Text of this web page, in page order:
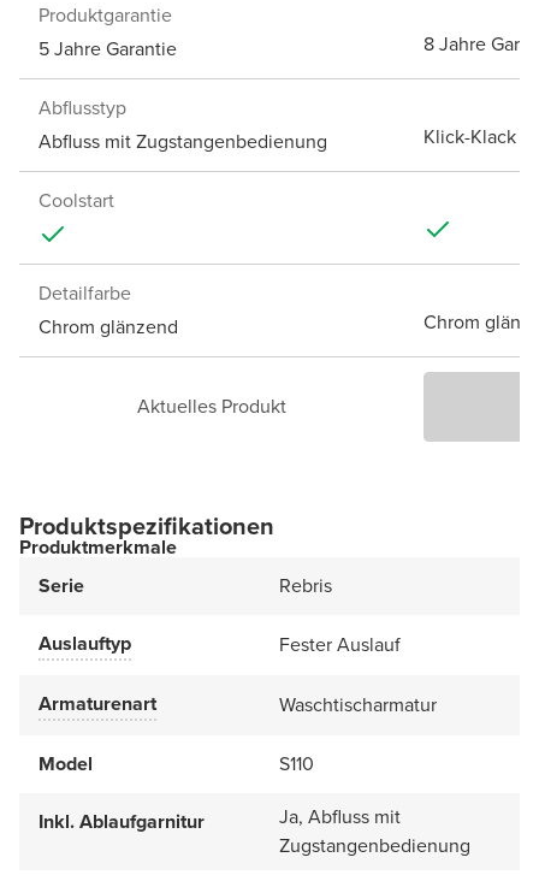
Produktgarantie
5 Jahre Garantie
8 Jahre
Abflusstyp
Abfluss mit Zugstangenbedienung
Klick-Klack
Coolstart
Detailfarbe
Chrom glänzend
Chrom
Aktuelles Produkt
Produktspezifikationen
Produktmerkmale
Serie
Rebris
Auslauftyp Fester Auslauf
Armaturenart Waschtischarmatur
Model S110
Inkl. Ablaufgarnitur
Ja, Abfluss mit
Zugstangenbedienung